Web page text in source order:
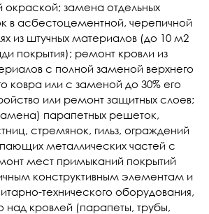
замена отдельных
в асбестоцементной, черепичной
из штучных материалов (до 10 м2
покрытия); ремонт кровли из
с полной заменой верхнего
ковра или с заменой до 30% его
или ремонт защитных слоев;
парапетных решеток,
стремянок, гильз, ограждений
металлических частей с
мест примыканий покрытий
конструктивным элементам и
технического оборудования,
над кровлей (парапеты, трубы,